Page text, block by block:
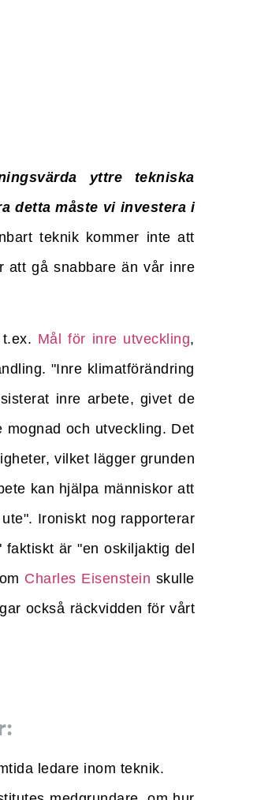
yttre tekniska
detta måste vi investera i
teknik kommer inte att
att gå snabbare än vår inre
Mål för inre utveckling,
"Inre klimatförändring
inre arbete, givet de
och utveckling. Det
vilket lägger grunden
kan hjälpa människor att
Ironiskt nog rapporterar
är "en oskiljaktig del
Charles Eisenstein skulle
också räckvidden för vårt
ledare inom teknik.